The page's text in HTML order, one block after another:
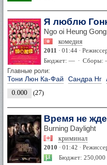
Я люблю
Ngo oi Heung
комедия
2011 · 01:44 ·
Бюджет: — · Сборы:
Главные роли:
Тони Люн Ка-Фай Сандра Нг
0.000 (27)
Время не
Burning Daylight
криминал
2010 · 01:42 ·
Бюджет: